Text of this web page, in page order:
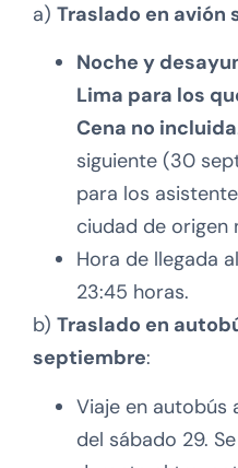
a) Traslado en avión
Noche y
Lima para los
Cena no incluida
siguiente (30
para los
ciudad de origen
Hora de llegada
23:45 horas.
b) Traslado en
septiembre:
Viaje en autobús
del sábado 29.